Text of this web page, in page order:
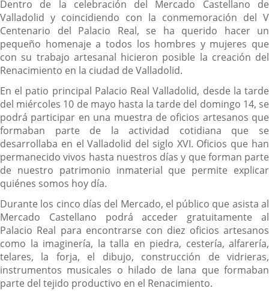
Dentro de la celebración del Mercado Castellano de
Valladolid y coincidiendo con la conmemoración del V
Centenario del Palacio Real, se ha querido hacer un
pequeño homenaje a todos los hombres y mujeres que
con su trabajo artesanal hicieron posible la creación del
Renacimiento en la ciudad de Valladolid.
En el patio principal Palacio Real Valladolid, desde la tarde
del miércoles 10 de mayo hasta la tarde del domingo 14, se
podrá participar en una muestra de oficios artesanos que
formaban parte de la actividad cotidiana que se
desarrollaba en el Valladolid del siglo XVI. Oficios que han
permanecido vivos hasta nuestros días y que forman parte
de nuestro patrimonio inmaterial que permite explicar
quiénes somos hoy día.
Durante los cinco días del Mercado, el público que asista al
Mercado Castellano podrá acceder gratuitamente al
Palacio Real para encontrarse con diez oficios artesanos
como la imaginería, la talla en piedra, cestería, alfarería,
telares, la forja, el dibujo, construcción de vidrieras,
instrumentos musicales o hilado de lana que formaban
parte del tejido productivo en el Renacimiento.